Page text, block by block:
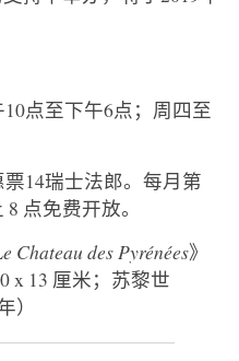
点至下午6点；周四至
14瑞士法郎。每月第
点免费开放。
Chateau des Pyrénées》
x 13 厘米；苏黎世
）